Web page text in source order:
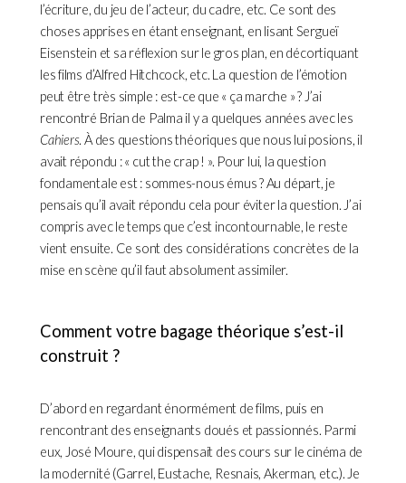
l’écriture, du jeu de l’acteur, du cadre, etc. Ce sont des
choses apprises en étant enseignant, en lisant Sergueï
Eisenstein et sa réflexion sur le gros plan, en décortiquant
les films d’Alfred Hitchcock, etc. La question de l’émotion
peut être très simple : est-ce que « ça marche » ? J’ai
rencontré Brian de Palma il y a quelques années avec les
Cahiers. À des questions théoriques que nous lui posions, il
avait répondu : « cut the crap ! ». Pour lui, la question
fondamentale est : sommes-nous émus ? Au départ, je
pensais qu’il avait répondu cela pour éviter la question. J’ai
compris avec le temps que c’est incontournable, le reste
vient ensuite. Ce sont des considérations concrètes de la
mise en scène qu’il faut absolument assimiler.
Comment votre bagage théorique s’est-il
construit ?
D’abord en regardant énormément de films, puis en
rencontrant des enseignants doués et passionnés. Parmi
eux, José Moure, qui dispensait des cours sur le cinéma de
la modernité (Garrel, Eustache, Resnais, Akerman, etc.). Je